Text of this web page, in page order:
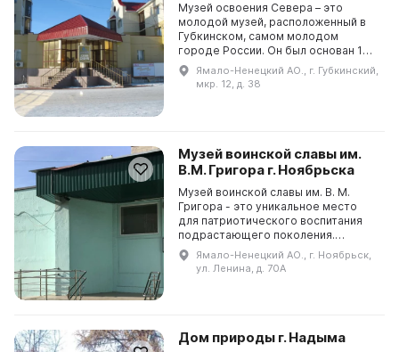
Музей освоения Севера – это
молодой музей, расположенный в
Губкинском, самом молодом
городе России. Он был основан 1
января 1996 года и в настоящее
время в его фондах собрано более
24 тысяч единиц хра...
Ямало-Ненецкий АО., г. Губкинский,
мкр. 12, д. 38
Музей воинской славы им.
В.М. Григора г. Ноябрьска
Музей воинской славы им. В. М.
Григора - это уникальное место
для патриотического воспитания
подрастающего поколения.
Открытие музея состоялось 24
апреля 2010 года в честь 65-летия
Победы в Великой От...
Ямало-Ненецкий АО., г. Ноябрьск,
ул. Ленина, д. 70А
Дом природы г. Надыма